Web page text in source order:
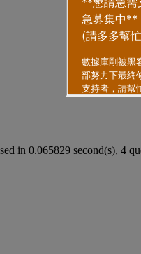
in 0.065829 second(s), 4